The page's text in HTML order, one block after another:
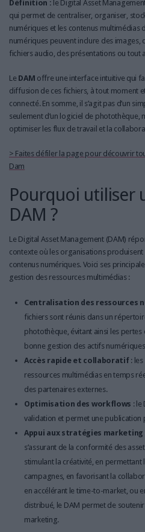
LES BASES DE DONNÉES
L'ESPACE EMPLOI
L'AGENDA
LES LIVRES BLANCS
LES SUPPLÉMENTS
NOS OFFRES D'ABONNEMENTS
Définition : le Digital Asset
qui permet de centraliser, organiser,
numériques et les contenus multimédias
numériques peuvent inclure des images,
fichiers audio, des présentations ou tout
Le DAM offre une interface intuitive qui
diffusion de ces fichiers, à tout moment
connecté. En somme, il s’agit pas d’un
seulement d’un logiciel de photothèque,
optimiser les flux de travail et la
> Faites défiler la page pour découvrir
Dam
Pourquoi utiliser
DAM ?
Le Digital Asset Management (DAM)
contexte où les organisations produisent
contenus numériques. Voici ses
gestion des ressources multimédias :
Centralisation des ressources
fichiers sont réunis dans un
photothèque, évitant ainsi les pertes
bonne gestion des actifs
Accès rapide et collaboratif: les
ressources multimédias en temps
des partenaires externes.
Optimisation des workflows : le
validation et permet une publication
Appui aux stratégies
s’assurant de la conformité des
stimulant la créativité, en
campagnes, en favorisant la
en accélérant le time-to-market, ou
distribué, le DAM permet de
marketing.